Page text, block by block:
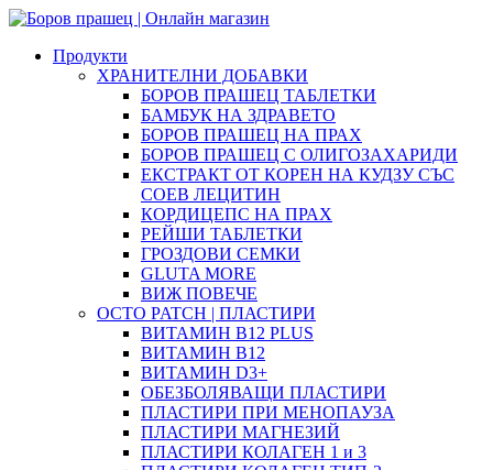
Продукти
ХРАНИТЕЛНИ ДОБАВКИ
БОРОВ ПРАШЕЦ ТАБЛЕТКИ
БАМБУК НА ЗДРАВЕТО
БОРОВ ПРАШЕЦ НА ПРАХ
БОРОВ ПРАШЕЦ С ОЛИГОЗАХАРИДИ
ЕКСТРАКТ ОТ КОРЕН НА КУДЗУ СЪС
СОЕВ ЛЕЦИТИН
КОРДИЦЕПС НА ПРАХ
РЕЙШИ ТАБЛЕТКИ
ГРОЗДОВИ СЕМКИ
GLUTA MORE
ВИЖ ПОВЕЧЕ
OCTO PATCH | ПЛАСТИРИ
ВИТАМИН B12 PLUS
ВИТАМИН B12
ВИТАМИН D3+
ОБЕЗБОЛЯВАЩИ ПЛАСТИРИ
ПЛАСТИРИ ПРИ МЕНОПАУЗА
ПЛАСТИРИ МАГНЕЗИЙ
ПЛАСТИРИ КОЛАГЕН 1 и 3